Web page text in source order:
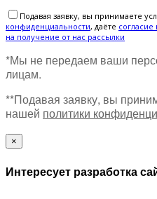
Подавая заявку, вы принимаете
конфиденциальности, даёте
на получение от нас рассылки
*Мы не передаем ваши
лицам.
**Подавая заявку, вы
нашей политики
×
Интересует разработка